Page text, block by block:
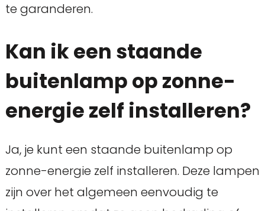
te garanderen.
Kan ik een staande
buitenlamp op zonne-
energie zelf installeren?
Ja, je kunt een staande buitenlamp op
zonne-energie zelf installeren. Deze lampen
zijn over het algemeen eenvoudig te